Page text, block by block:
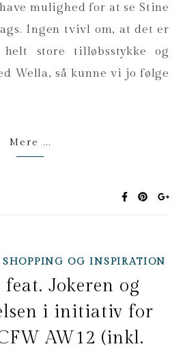
Ingen tvivl om, at det er
store tilløbsstykke og
Wella, så kunne vi jo følge
Mere ...
SHOPPING OG INSPIRATION
feat. Jokeren og
i initiativ for
AW12 (inkl.